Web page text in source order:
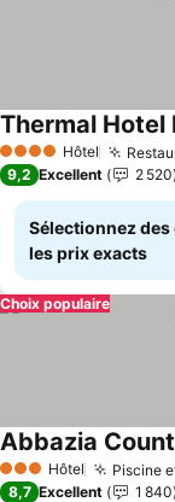
4 Étoiles Hôtel
Thermal Hotel
9,2 Excellent 2 520
Sélectionnez
les prix exacts
Choix populaire
3 ÉtoilesHôtel Piscine
Abbazia
8,7 Excellent 1 840